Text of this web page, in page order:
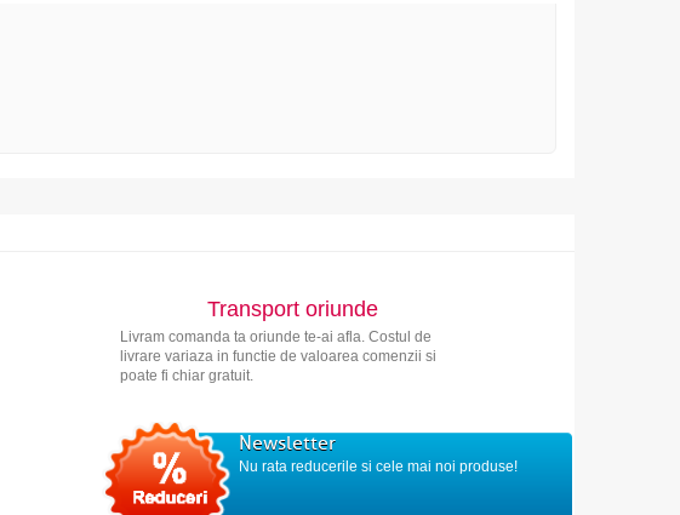
Transport oriunde
Livram comanda ta oriunde te-ai afla. Costul de
livrare variaza in functie de valoarea comenzii si
poate fi chiar gratuit.
Newsletter
Nu rata reducerile si cele mai noi produse!